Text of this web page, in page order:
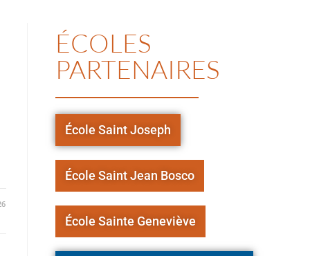
ÉCOLES
PARTENAIRES
École Saint Joseph
École Saint Jean Bosco
École Sainte Geneviève